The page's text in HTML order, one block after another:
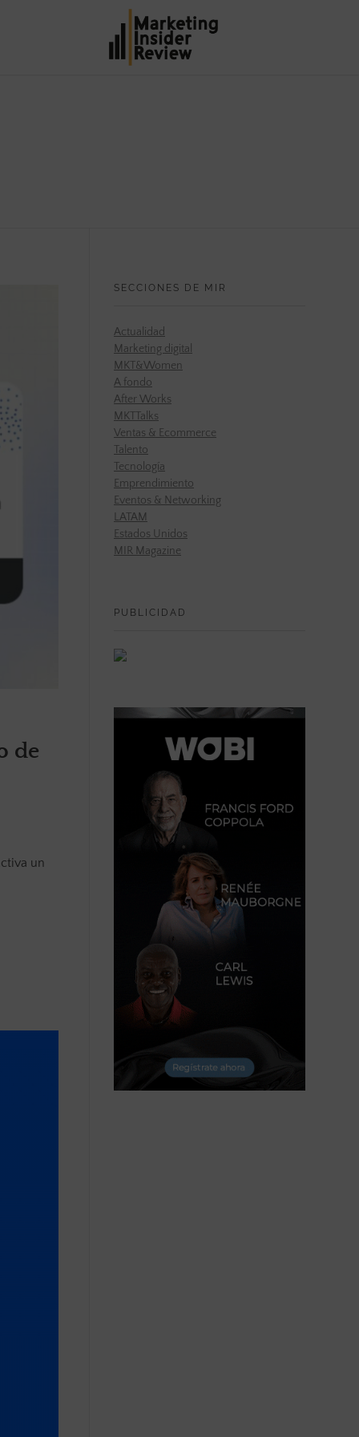
de
un
SECCIONES DE MIR
Actualidad
Marketing digital
MKT&Women
A fondo
After Works
MKTTalks
Ventas & Ecommerce
Talento
Tecnología
Emprendimiento
Eventos & Networking
LATAM
Estados Unidos
MIR Magazine
PUBLICIDAD